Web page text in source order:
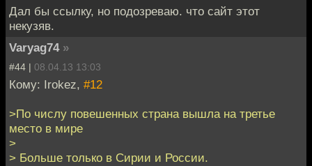
Дал бы ссылку, но подозреваю. что сайт этот
некузяв.
Varyag74 »
#44 | 08.04.13 13:03
Кому: Irokez, #12
>По числу повешенных страна вышла на третье
место в мире
>
> Больше только в Сирии и России.